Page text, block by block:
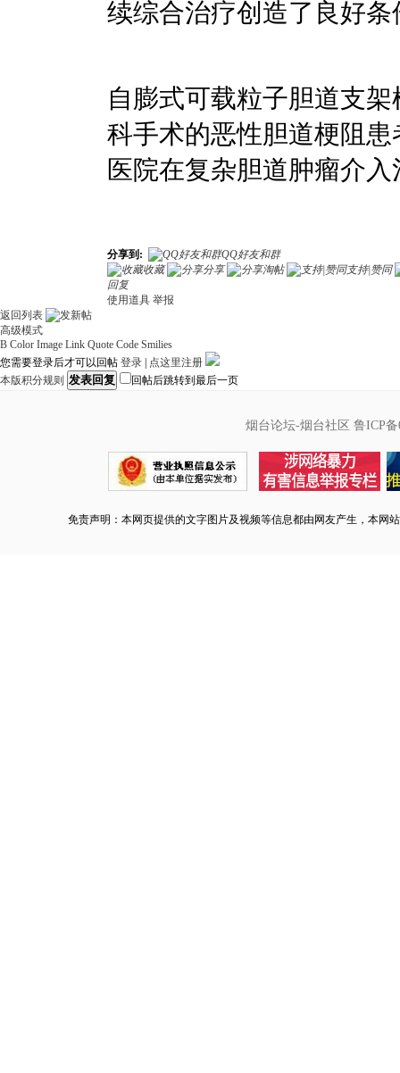
续综合治疗创造了良好条
自膨式可载粒子胆道支
科手术的恶性胆道梗阻
医院在复杂胆道肿瘤介
分享到:
QQ好友和群
收藏
分享 淘帖
支持|赞同
回复
使用道具 举报
返回列表
高级模式
B Color Image Link Quote Code Smilies
您需要登录后才可以回帖 登录
点这里注册
本版积分规则 发表回复 回帖后跳转到最后一页
烟台论坛-烟台社区 鲁ICP备
免责声明：本网页提供的文字图片及视频等信息都由网友产生，本网